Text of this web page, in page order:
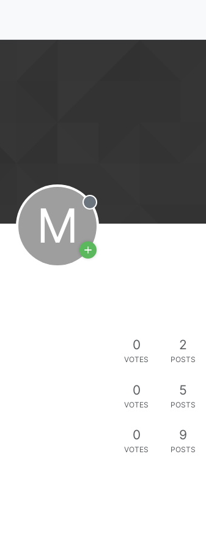
M Offline
0
VOTES
2
POSTS
0
VOTES
5
POSTS
0
VOTES
9
POSTS